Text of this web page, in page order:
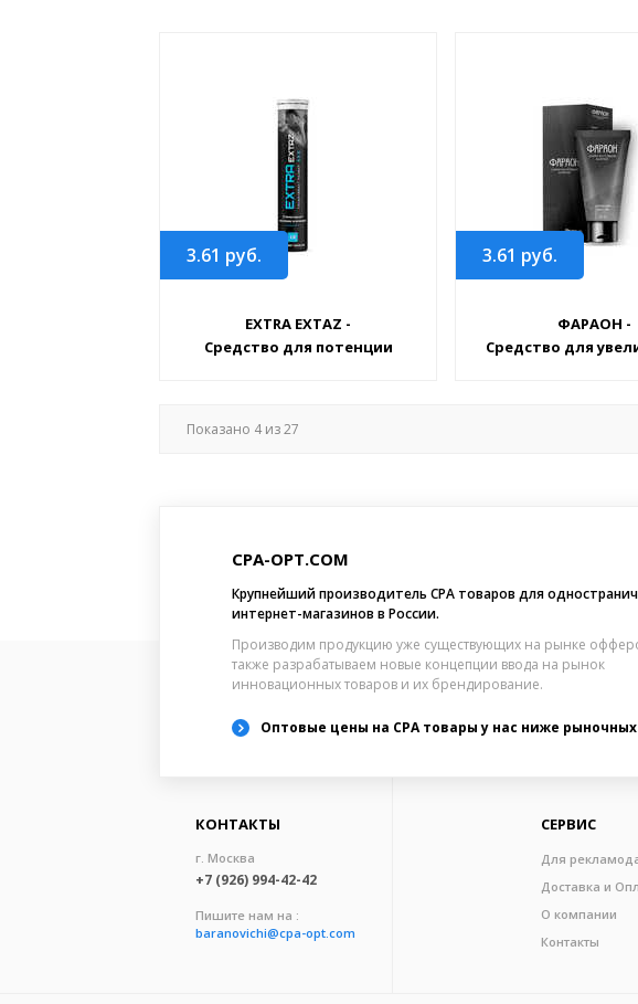
3.61 руб.
EXTRA EXTAZ -
Средство для потенции
3.61 руб.
ФАРАОН -
Средство для
Показано 4из27
CPA-OPT.COM
Крупнейший производитель CPA товаров для
интернет-магазинов в России.
Производим продукцию уже существующих на рынке
также разрабатываем новые концепции ввода на рынок
инновационных товаров и их брендирование.
Оптовые цены на CPA товары у нас ниже
СЕРВИС
Для
Доставка и
О компании
Контакты
КОНТАКТЫ
г. Москва
+7 (926) 994-42-42
Пишите нам на :
baranovichi@cpa-opt.com